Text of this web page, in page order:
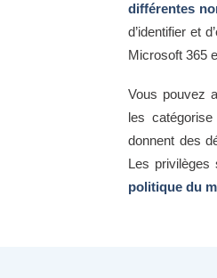
différentes
d’identifier et
Microsoft 365
Vous pouvez
les
donnent des
Les privilèges
politique du